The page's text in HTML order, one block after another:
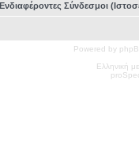
Ενδιαφέροντες Σύνδεσμοι
Powered by
Ελληνική
pro